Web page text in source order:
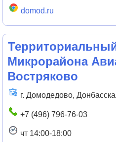
domod.ru
Микрорайона
Востряково
г. Домодедово,
+7 (496) 796-76-03
чт 14:00-18:00